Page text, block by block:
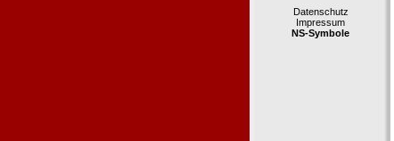
Datenschutz
Impressum
NS-Symbole